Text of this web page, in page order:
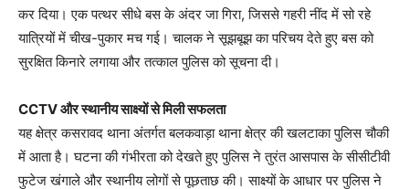
कर दिया। एक पत्थर सीधे बस के अंदर जा गिरा, जिससे गहरी नींद में सो रहे
यात्रियों में चीख-पुकार मच गई। चालक ने सूझबूझ का परिचय देते हुए बस को
सुरक्षित किनारे लगाया और तत्काल पुलिस को सूचना दी।
CCTV और स्थानीय साक्ष्यों से मिली सफलता
यह क्षेत्र कसरावद थाना अंतर्गत बलकवाड़ा थाना क्षेत्र की खलटाका पुलिस चौकी
में आता है। घटना की गंभीरता को देखते हुए पुलिस ने तुरंत आसपास के सीसीटीवी
फुटेज खंगाले और स्थानीय लोगों से पूछताछ की। साक्ष्यों के आधार पर पुलिस ने